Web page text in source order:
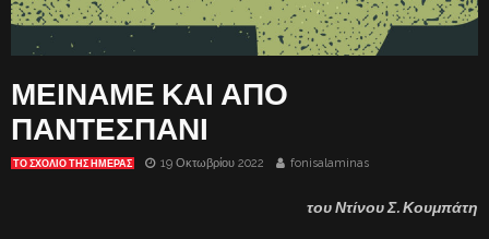
ΜΕΙΝΑΜΕ ΚΑΙ ΑΠΟ
ΠΑΝΤΕΣΠΑΝΙ
ΤΟ ΣΧΌΛΙΟ ΤΗΣ ΗΜΈΡΑΣ 19 Οκτωβρίου 2022 fonisalaminas
του Ντίνου Σ. Κουμπάτη